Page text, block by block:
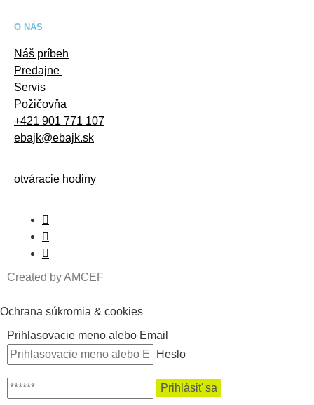
O NÁS
Náš príbeh
Predajne
Servis
Požičovňa
+421 901 771 107
ebajk@ebajk.sk
otváracie hodiny
Created byAMCEF
Ochrana súkromia & cookies
Prihlasovacie meno alebo Email
Heslo